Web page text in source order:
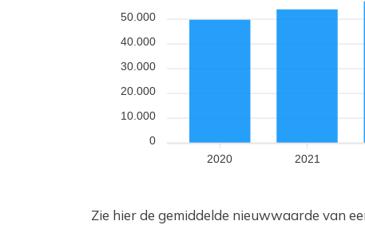
50.000
40.000
30.000
20.000
10.000
0
2020
2021
Zie hier de gemiddelde nieuwwaarde van